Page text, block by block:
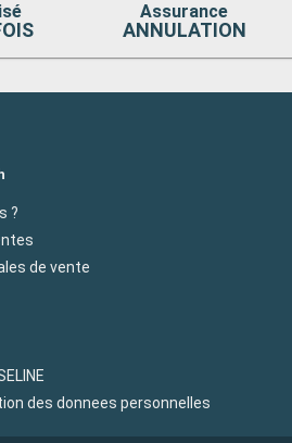
Assurance
ANNULATION
?
de vente
des donnees personnelles